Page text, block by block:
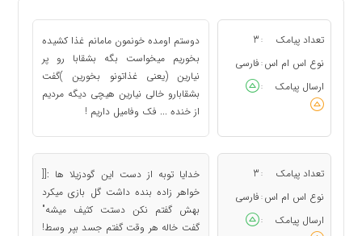
تعداد پیامک :
3
نوع اس ام اس : فارسی
ارسال پیامک
:
دوستم اومده خونمون مامانم غذا کشیده
بخوریم میخواست بگه بشقابا رو پر
نیارین (یعنی غذاتونو بخورین )گفت
بشقابارو خالی نیارین هیچی دیگه مردیم
از خنده ... فک وفامیل داریم !
تعداد پیامک :
3
نوع اس ام اس : فارسی
ارسال پیامک
:
خدایا توبه از دست این گودزیلا ها :[[
خواهر زاده بنده داشت گل بازی میکرد
بهش گفتم نکن دستت کثیف میشه"
گفت خاله هر وقت گفتم جسد بپر وسط!